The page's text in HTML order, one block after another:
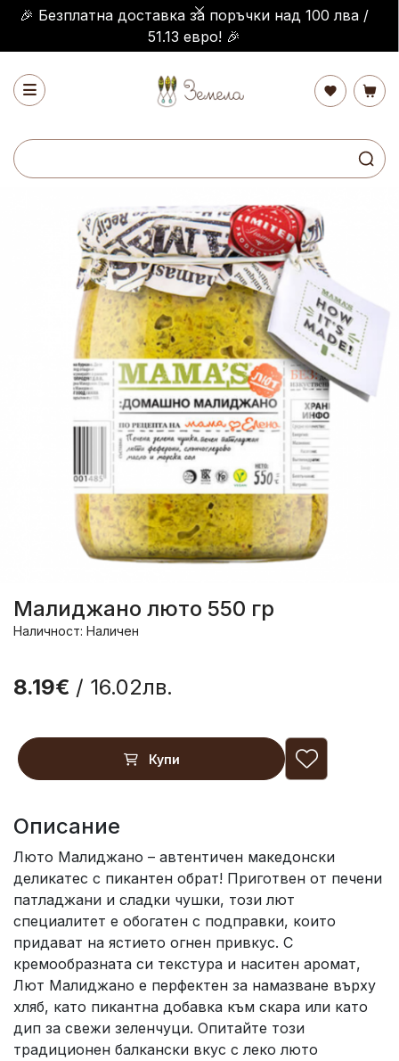
🎉 Безплатна доставка за поръчки над 100 лва /
51.13 евро! 🎉
Малиджано люто 550 гр
Наличност: Наличен
8.19€ / 16.02лв.
Купи
Описание
Люто Малиджано – автентичен македонски
деликатес с пикантен обрат! Приготвен от печени
патладжани и сладки чушки, този лют
специалитет е обогатен с подправки, които
придават на ястието огнен привкус. С
кремообразната си текстура и наситен аромат,
Лют Малиджано е перфектен за намазване върху
хляб, като пикантна добавка към скара или като
дип за свежи зеленчуци. Опитайте този
традиционен балкански вкус с леко люто